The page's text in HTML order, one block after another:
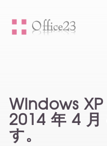
Windows
2014 年 4 月
す。